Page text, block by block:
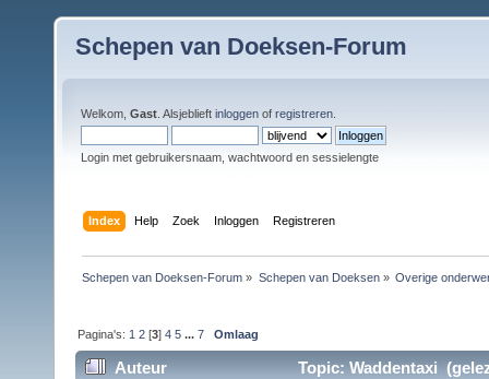
Schepen van Doeksen-Forum
Welkom, Gast . Alsjeblieft inloggen of registreren
Login met gebruikersnaam, wachtwoord en sessielengte
Index Help Zoek Inloggen Registreren
Schepen van Doeksen-Forum » Schepen van Doeksen» Overige
Pagina's: 1 2 [3]4 5 ...7 Omlaag
Auteur Topic: Waddentaxi